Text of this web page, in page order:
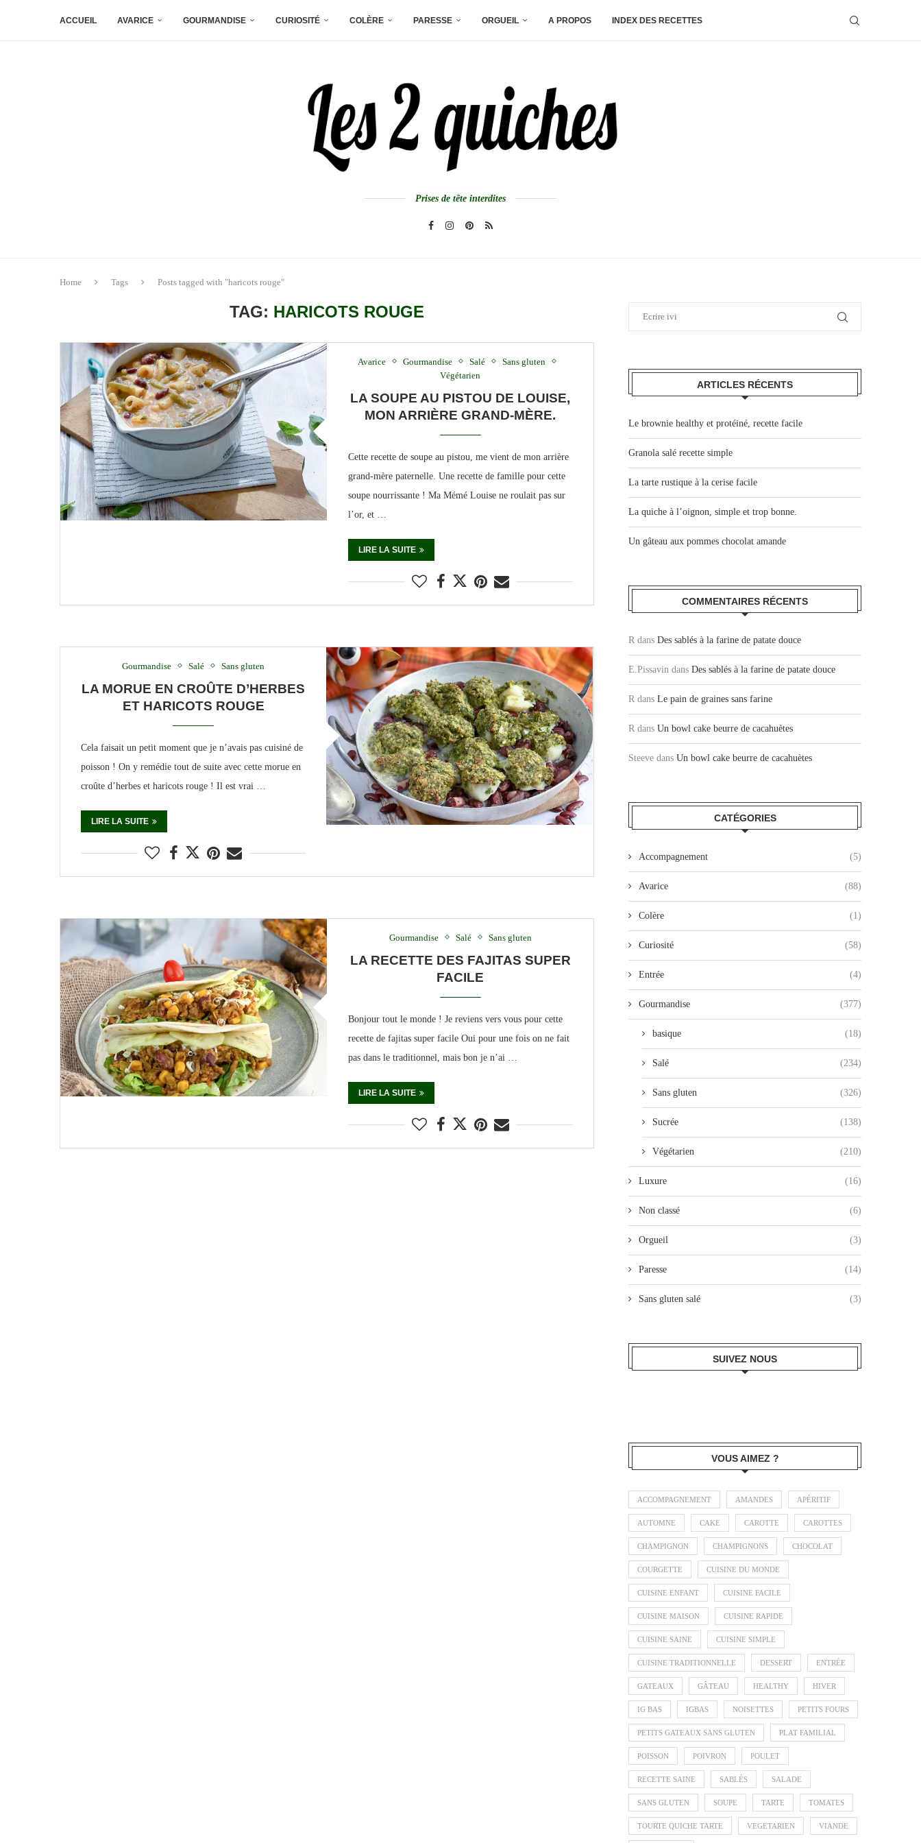
ACCUEIL AVARICE GOURMANDISE CURIOSITÉ COLÈRE PARESSE ORGUEIL A PROPOS INDEX DES RECETTES
Prises de tête interdites
Home Tags Posts tagged with "haricots rouge"
TAG: HARICOTS ROUGE
Avarice Gourmandise Salé
Sans gluten
Végétarien
LA SOUPE AU PISTOU DE LOUISE,
MON ARRIÈRE GRAND-MÈRE.
Cette recette de soupe au pistou, me vient de mon arrière
grand-mère paternelle. Une recette de famille pour cette
soupe nourrissante ! Ma Mémé Louise ne roulait pas sur
l’or, et …
LIRE LA SUITE
Gourmandise Salé Sans gluten
LA MORUE EN CROÛTE D’HERBES
ET HARICOTS ROUGE
Cela faisait un petit moment que je n’avais pas cuisiné de
poisson ! On y remédie tout de suite avec cette morue en
croûte d’herbes et haricots rouge ! Il est vrai …
LIRE LA SUITE
Gourmandise Salé Sans gluten
LA RECETTE DES FAJITAS SUPER
FACILE
Bonjour tout le monde ! Je reviens vers vous pour cette
recette de fajitas super facile Oui pour une fois on ne fait
pas dans le traditionnel, mais bon je n’ai …
LIRE LA SUITE
ARTICLES RÉCENTS
Le brownie healthy et protéiné, recette facile
Granola salé recette simple
La tarte rustique à la cerise facile
La quiche à l’oignon, simple et trop bonne.
Un gâteau aux pommes chocolat amande
COMMENTAIRES RÉCENTS
R dans Des sablés à la farine de patate douce
E.Pissavin dans Des sablés à la farine de patate douce
R dans Le pain de graines sans farine
R dans Un bowl cake beurre de cacahuètes
Steeve dans Un bowl cake beurre de cacahuètes
CATÉGORIES
Accompagnement (5)
Avarice (88)
Colère (1)
Curiosité (58)
Entrée (4)
Gourmandise (377)
basique (18)
Salé (234)
Sans gluten (326)
Sucrée (138)
Végétarien (210)
Luxure (16)
Non classé (6)
Orgueil (3)
Paresse (14)
Sans gluten salé (3)
SUIVEZ NOUS
VOUS AIMEZ ?
ACCOMPAGNEMENT AMANDES APÉRITIF
AUTOMNE CAKE CAROTTE CAROTTES
CHAMPIGNON CHAMPIGNONS CHOCOLAT
COURGETTE CUISINE DU MONDE
CUISINE ENFANT CUISINE FACILE
CUISINE MAISON CUISINE RAPIDE
CUISINE SAINE CUISINE SIMPLE
CUISINE TRADITIONNELLE DESSERT ENTRÉE
GATEAUX GÂTEAU HEALTHY HIVER
IG BAS IGBAS NOISETTES PETITS FOURS
PETITS GATEAUX SANS GLUTEN PLAT FAMILIAL
POISSON POIVRON POULET
RECETTE SAINE SABLÉS SALADE
SANS GLUTEN SOUPE TARTE TOMATES
TOURTE QUICHE TARTE VEGETARIEN VIANDE